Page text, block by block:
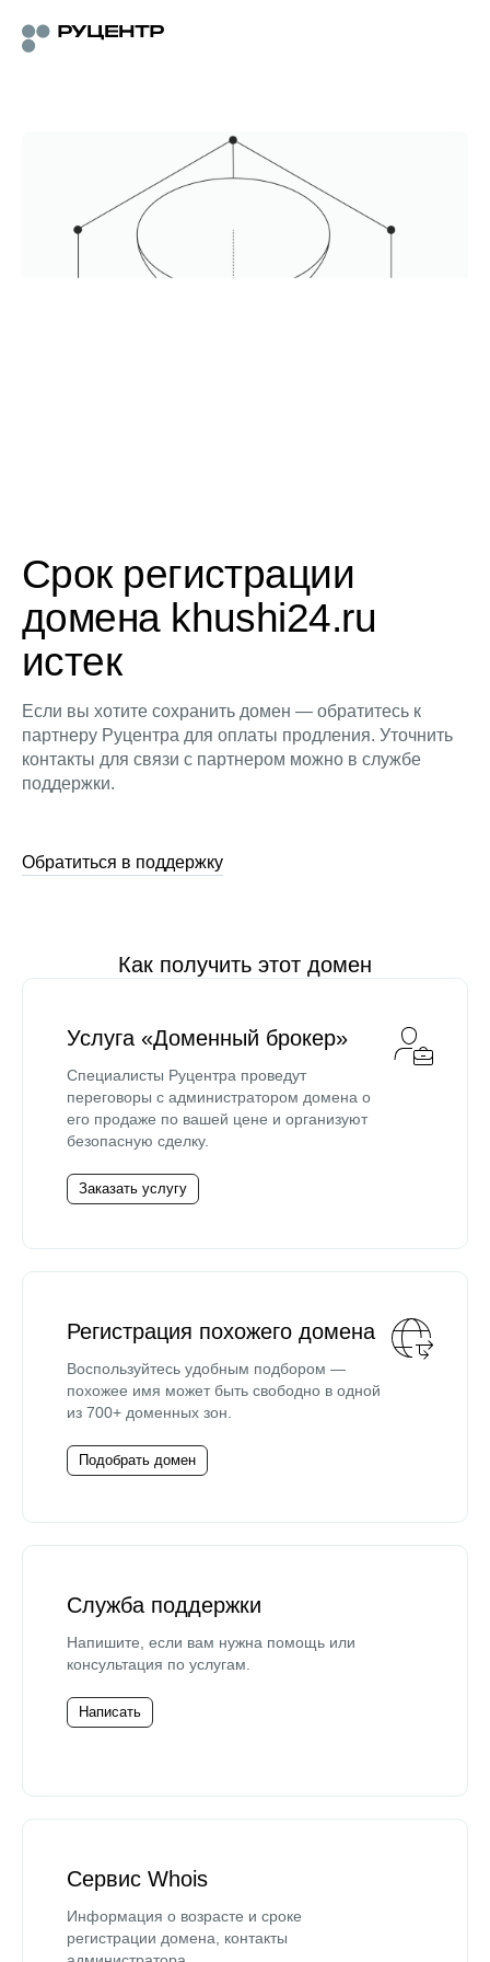
Срок регистрации
домена khushi24.ru
истек
Если вы хотите сохранить домен — обратитесь к
партнеру Руцентра для оплаты продления. Уточнить
контакты для связи с партнером можно в службе
поддержки.
Обратиться в поддержку
Как получить этот домен
Услуга «Доменный брокер»
Специалисты Руцентра проведут
переговоры с администратором домена о
его продаже по вашей цене и организуют
безопасную сделку.
Заказать услугу
Регистрация похожего домена
Воспользуйтесь удобным подбором —
похожее имя может быть свободно в одной
из 700+ доменных зон.
Подобрать домен
Служба поддержки
Напишите, если вам нужна помощь или
консультация по услугам.
Написать
Сервис Whois
Информация о возрасте и сроке
регистрации домена, контакты